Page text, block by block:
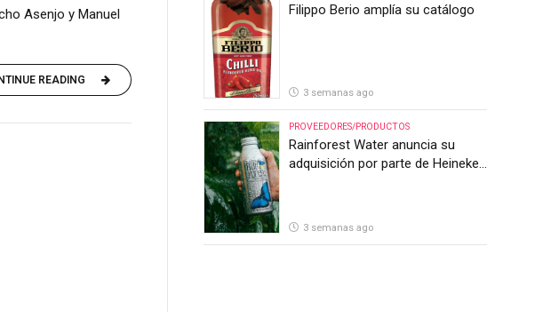
Asenjo y Manuel
READING
Filippo Berio amplía su catálogo
3 semanas ago
PROVEEDORES/PRODUCTOS
Rainforest Water anuncia su
adquisición por parte de Heineken
3 semanas ago